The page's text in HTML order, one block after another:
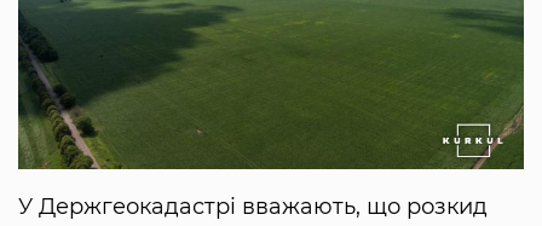
У Держгеокадастрі вважають, що розкид